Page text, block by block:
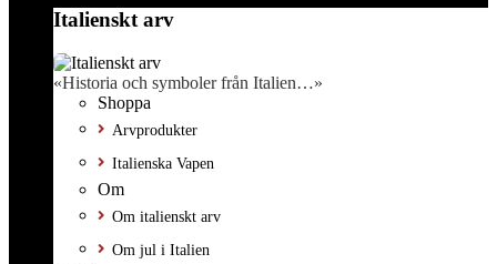
Italienskt arv
«Historia och symboler från Italien…»
Shoppa
Arvprodukter
Italienska Vapen
Om
Om italienskt arv
Om jul i Italien